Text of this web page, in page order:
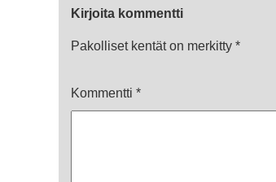
Kirjoita kommentti
Pakolliset kentät on merkitty *
Kommentti *